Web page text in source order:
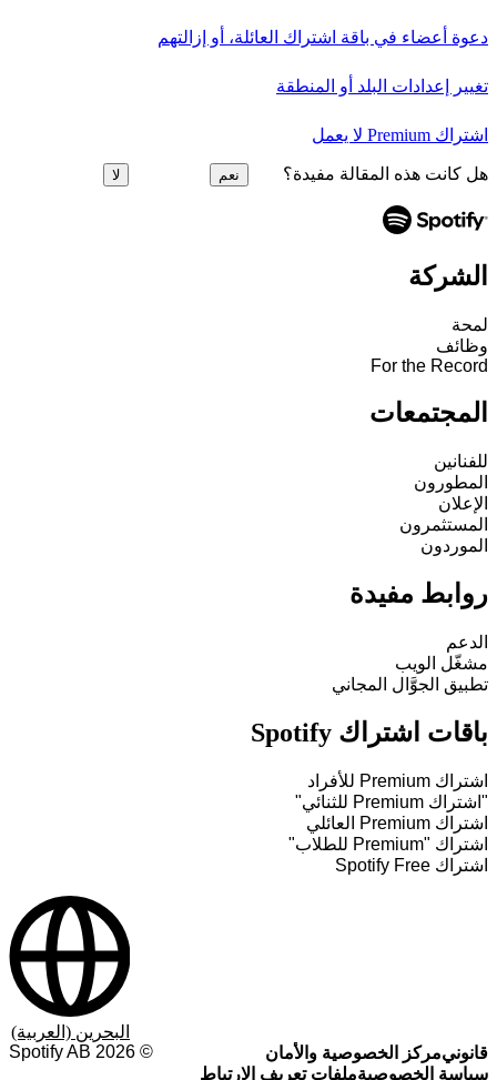
دعوة أعضاء في باقة اشتراك العائلة، أو إزالتهم
تغيير إعدادات البلد أو المنطقة
اشتراك Premium لا يعمل
هل كانت هذه المقالة مفيدة؟ نعم لا
الشركة
لمحة
وظائف
For the Record
المجتمعات
للفنانين
المطورون
الإعلان
المستثمرون
الموردون
روابط مفيدة
الدعم
مشغّل الويب
تطبيق الجوَّال المجاني
باقات اشتراك Spotify
اشتراك Premium للأفراد
"اشتراك Premium للثنائي"
اشتراك Premium العائلي
اشتراك "Premium للطلاب"
اشتراك Spotify Free
قانونيمركز الخصوصية والأمان
سياسة الخصوصيةملفات تعريف الارتباط
©
2026
البحرين (العربية)